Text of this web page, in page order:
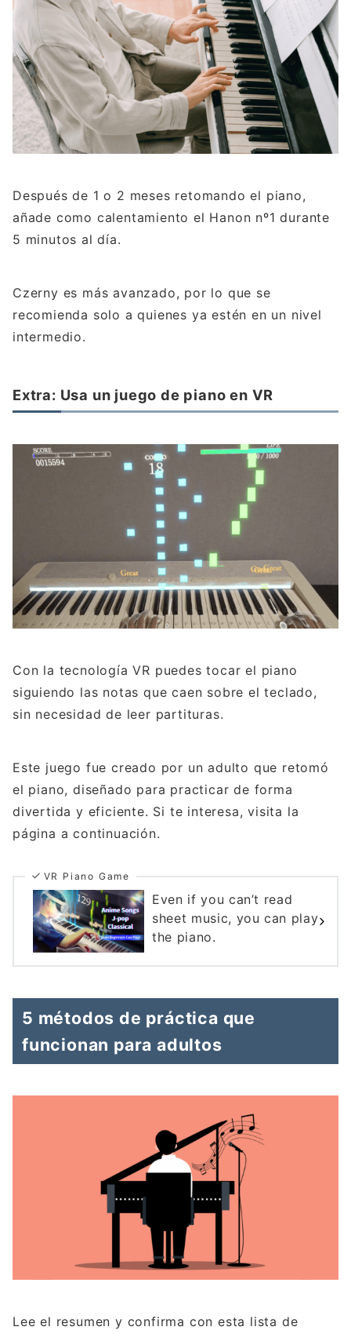
Después de 1 o 2 meses retomando el piano,
añade como calentamiento el Hanon nº1 durante
5 minutos al día.
Czerny es más avanzado, por lo que se
recomienda solo a quienes ya estén en un nivel
intermedio.
Extra: Usa un juego de piano en VR
Con la tecnología VR puedes tocar el piano
siguiendo las notas que caen sobre el teclado,
sin necesidad de leer partituras.
Este juego fue creado por un adulto que retomó
el piano, diseñado para practicar de forma
divertida y eficiente. Si te interesa, visita la
página a continuación.
VR Piano Game
Even if you can’t read
sheet music, you can play
the piano.
5 métodos de práctica que
funcionan para adultos
Lee el resumen y confirma con esta lista de